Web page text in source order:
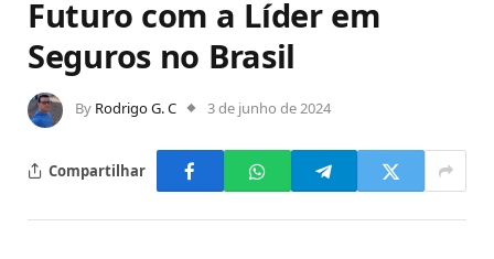
Futuro com a Líder em
Seguros no Brasil
By Rodrigo G. C 3 de junho de 2024
Compartilhar